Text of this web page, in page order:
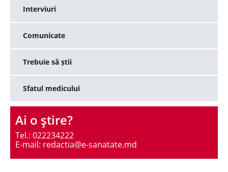
Interviuri
Comunicate
Trebuie să știi
Sfatul medicului
Ai o ştire?
Tel.: 022234222
E-mail: redactia@e-sanatate.md